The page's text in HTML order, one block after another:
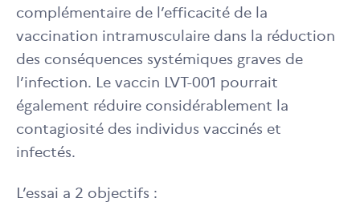
complémentaire de l’efficacité de la
vaccination intramusculaire dans la réduction
des conséquences systémiques graves de
l’infection. Le vaccin LVT-001 pourrait
également réduire considérablement la
contagiosité des individus vaccinés et
infectés.
L’essai a 2 objectifs :